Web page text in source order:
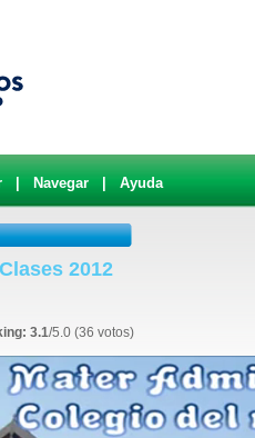
Navegar Ayuda
2012
3.1/5.0 (36 votos)